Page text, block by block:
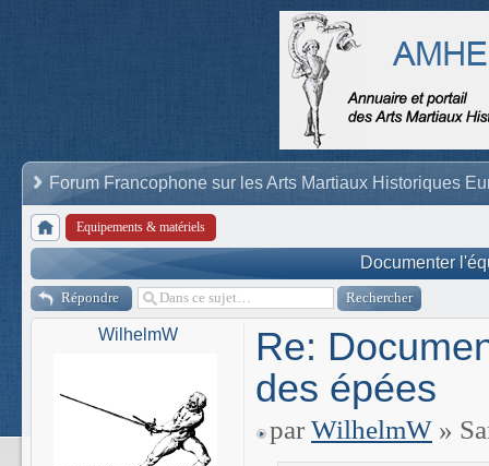
Forum Francophone sur les Arts Martiaux Historiques
Equipements & matériels
Documenter
Répondre
WilhelmW
Re:
des épées
par WilhelmW »